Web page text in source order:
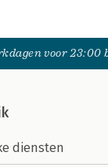
voor 23:00
diensten